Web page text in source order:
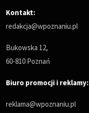
Kontakt:
redakcja@wpoznaniu.pl
Bukowska 12,
60-810 Poznań
Biuro promocji i reklamy:
reklama@wpoznaniu.pl